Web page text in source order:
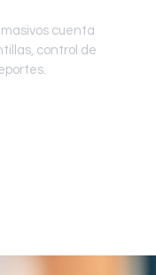
cuenta
control de